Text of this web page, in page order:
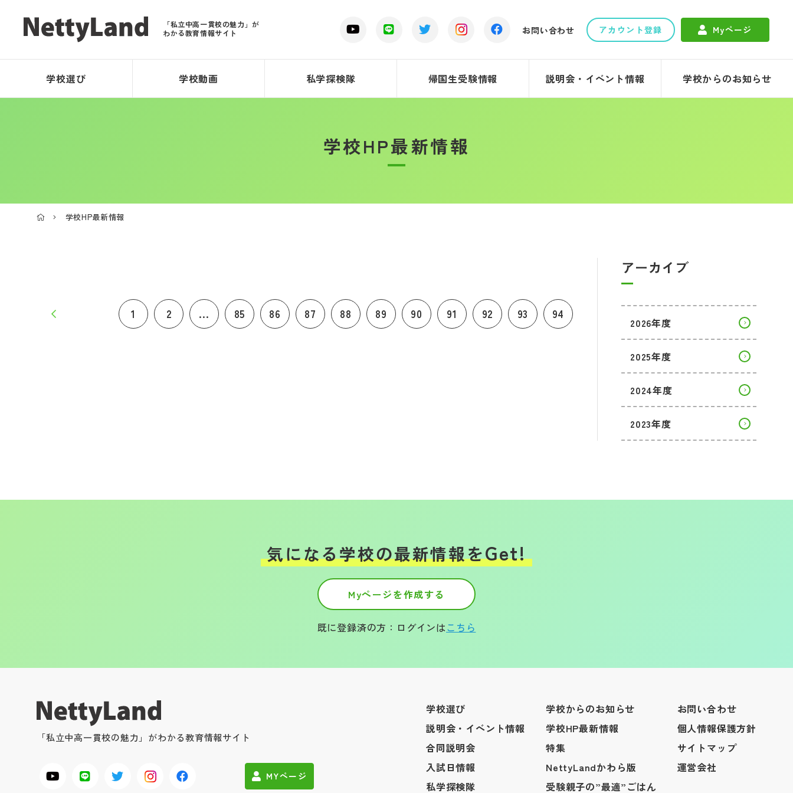
「私立中高一貫校の魅力」が
わかる教育情報サイト
お問い合わせ アカウント登録 Myページ
学校選び 学校動画 私学探検隊 帰国生受験情報 説明会・イベント情報 学校からのお知らせ
学校HP最新情報
学校HP最新情報
1 2 ... 85 86 87 88 89 90 91 92 93 94
アーカイブ
2026年度
2025年度
2024年度
2023年度
気になる学校の最新情報をGet!
Myページを作成する
既に登録済の方：ログインはこちら
「私立中高一貫校の魅力」がわかる教育情報サイト
MYページ
学校選び
説明会・イベント情報
合同説明会
入試日情報
私学探検隊
学校からのお知らせ
学校HP最新情報
特集
NettyLandかわら版
受験親子の”最適”ごはん
お問い合わせ
個人情報保護方針
サイトマップ
運営会社